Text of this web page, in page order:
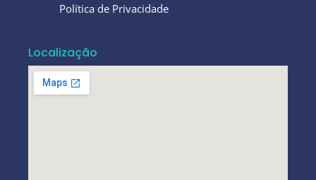
Política de Privacidade
Localização